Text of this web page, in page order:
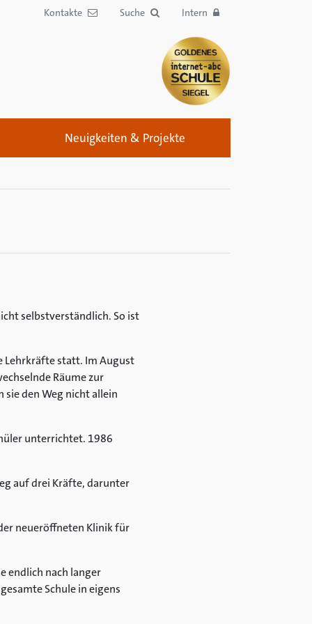
Kontakte Suche Intern
Neuigkeiten & Projekte
selbstverständlich. So ist
Lehrkräfte statt. Im August
Räume zur
den Weg nicht allein
unterrichtet. 1986
auf drei Kräfte, darunter
neueröffneten Klinik für
endlich nach langer
Schule in eigens